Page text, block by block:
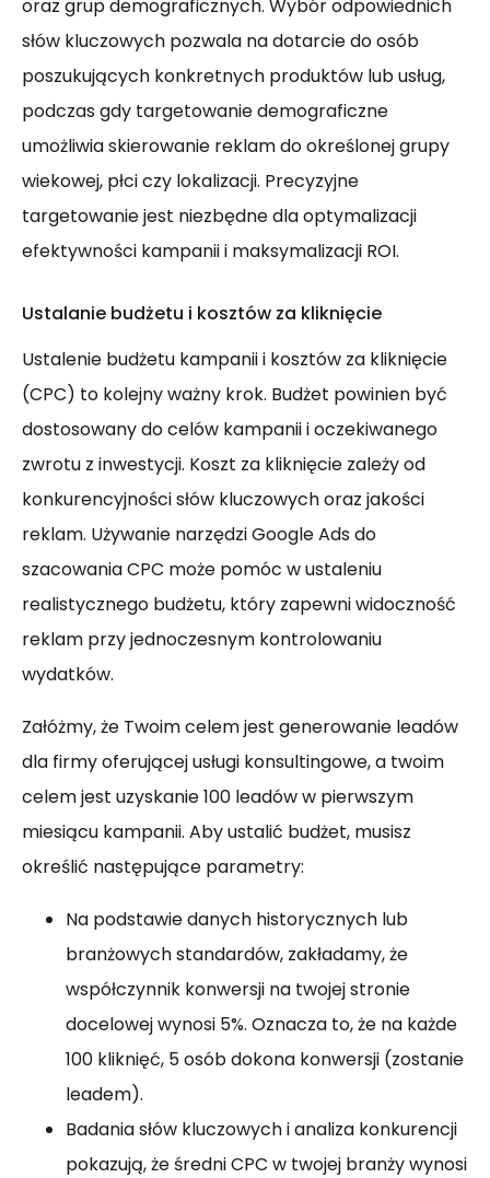
oraz grup demograficznych. Wybór odpowiednich
słów kluczowych pozwala na dotarcie do osób
poszukujących konkretnych produktów lub usług,
podczas gdy targetowanie demograficzne
umożliwia skierowanie reklam do określonej grupy
wiekowej, płci czy lokalizacji. Precyzyjne
targetowanie jest niezbędne dla optymalizacji
efektywności kampanii i maksymalizacji ROI.
Ustalanie budżetu i kosztów za kliknięcie
Ustalenie budżetu kampanii i kosztów za kliknięcie
(CPC) to kolejny ważny krok. Budżet powinien być
dostosowany do celów kampanii i oczekiwanego
zwrotu z inwestycji. Koszt za kliknięcie zależy od
konkurencyjności słów kluczowych oraz jakości
reklam. Używanie narzędzi Google Ads do
szacowania CPC może pomóc w ustaleniu
realistycznego budżetu, który zapewni widoczność
reklam przy jednoczesnym kontrolowaniu
wydatków.
Załóżmy, że Twoim celem jest generowanie leadów
dla firmy oferującej usługi konsultingowe, a twoim
celem jest uzyskanie 100 leadów w pierwszym
miesiącu kampanii. Aby ustalić budżet, musisz
określić następujące parametry:
Na podstawie danych historycznych lub
branżowych standardów, zakładamy, że
współczynnik konwersji na twojej stronie
docelowej wynosi 5%. Oznacza to, że na każde
100 kliknięć, 5 osób dokona konwersji (zostanie
leadem).
Badania słów kluczowych i analiza konkurencji
pokazują, że średni CPC w twojej branży wynosi